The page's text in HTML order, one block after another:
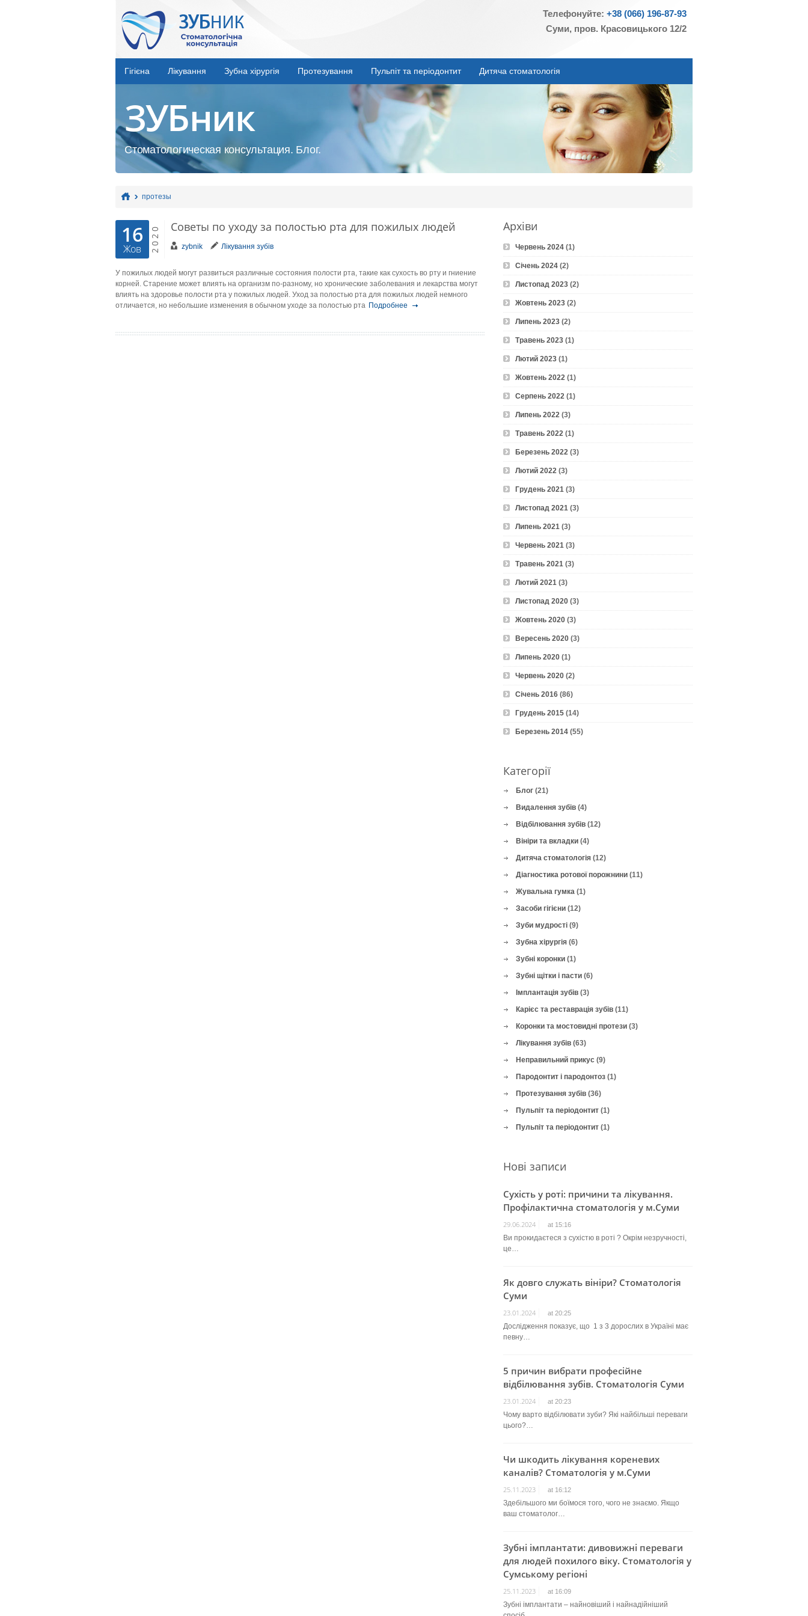
Телефонуйте: +38 (066) 196-87-93
Суми, пров. Красовицького 12/2
Гігієна Лікування Зубна хірургія Протезування Пульпіт та періодонтит Дитяча стоматологія
ЗУБник
Стоматологическая консультация. Блог.
протезы
16
Жов 2020 Советы по уходу за полостью рта для пожилых людей
zybnik Лікування зубів
У пожилых людей могут развиться различные состояния полости рта, такие как сухость во рту и гниение
корней. Старение может влиять на организм по-разному, но хронические заболевания и лекарства могут
влиять на здоровье полости рта у пожилых людей. Уход за полостью рта для пожилых людей немного
отличается, но небольшие изменения в обычном уходе за полостью рта Подробнее
Архіви
Червень 2024 (1)
Січень 2024 (2)
Листопад 2023 (2)
Жовтень 2023 (2)
Липень 2023 (2)
Травень 2023 (1)
Лютий 2023 (1)
Жовтень 2022 (1)
Серпень 2022 (1)
Липень 2022 (3)
Травень 2022 (1)
Березень 2022 (3)
Лютий 2022 (3)
Грудень 2021 (3)
Листопад 2021 (3)
Липень 2021 (3)
Червень 2021 (3)
Травень 2021 (3)
Лютий 2021 (3)
Листопад 2020 (3)
Жовтень 2020 (3)
Вересень 2020 (3)
Липень 2020 (1)
Червень 2020 (2)
Січень 2016 (86)
Грудень 2015 (14)
Березень 2014 (55)
Категорії
Блог (21)
Видалення зубів (4)
Відбілювання зубів (12)
Вініри та вкладки (4)
Дитяча стоматологія (12)
Діагностика ротової порожнини (11)
Жувальна гумка (1)
Засоби гігієни (12)
Зуби мудрості (9)
Зубна хірургія (6)
Зубні коронки (1)
Зубні щітки і пасти (6)
Імплантація зубів (3)
Карієс та реставрація зубів (11)
Коронки та мостовидні протези (3)
Лікування зубів (63)
Неправильний прикус (9)
Пародонтит і пародонтоз (1)
Протезування зубів (36)
Пульпіт та періодонтит (1)
Пульпіт та періодонтит (1)
Нові записи
Сухість у роті: причини та лікування.
Профілактична стоматологія у м.Суми
29.06.2024 at 15:16
Ви прокидаєтеся з сухістю в роті ? Окрім незручності,
це…
Як довго служать вініри? Стоматологія
Суми
23.01.2024 at 20:25
Дослідження показує, що 1 з 3 дорослих в Україні має
певну…
5 причин вибрати професійне
відбілювання зубів. Стоматологія Суми
23.01.2024 at 20:23
Чому варто відбілювати зуби? Які найбільші переваги
цього?…
Чи шкодить лікування кореневих
каналів? Стоматологія у м.Суми
25.11.2023 at 16:12
Здебільшого ми боїмося того, чого не знаємо. Якщо
ваш стоматолог…
Зубні імплантати: дивовижні переваги
для людей похилого віку. Стоматологія у
Сумському регіоні
25.11.2023 at 16:09
Зубні імплантати – найновіший і найнадійніший